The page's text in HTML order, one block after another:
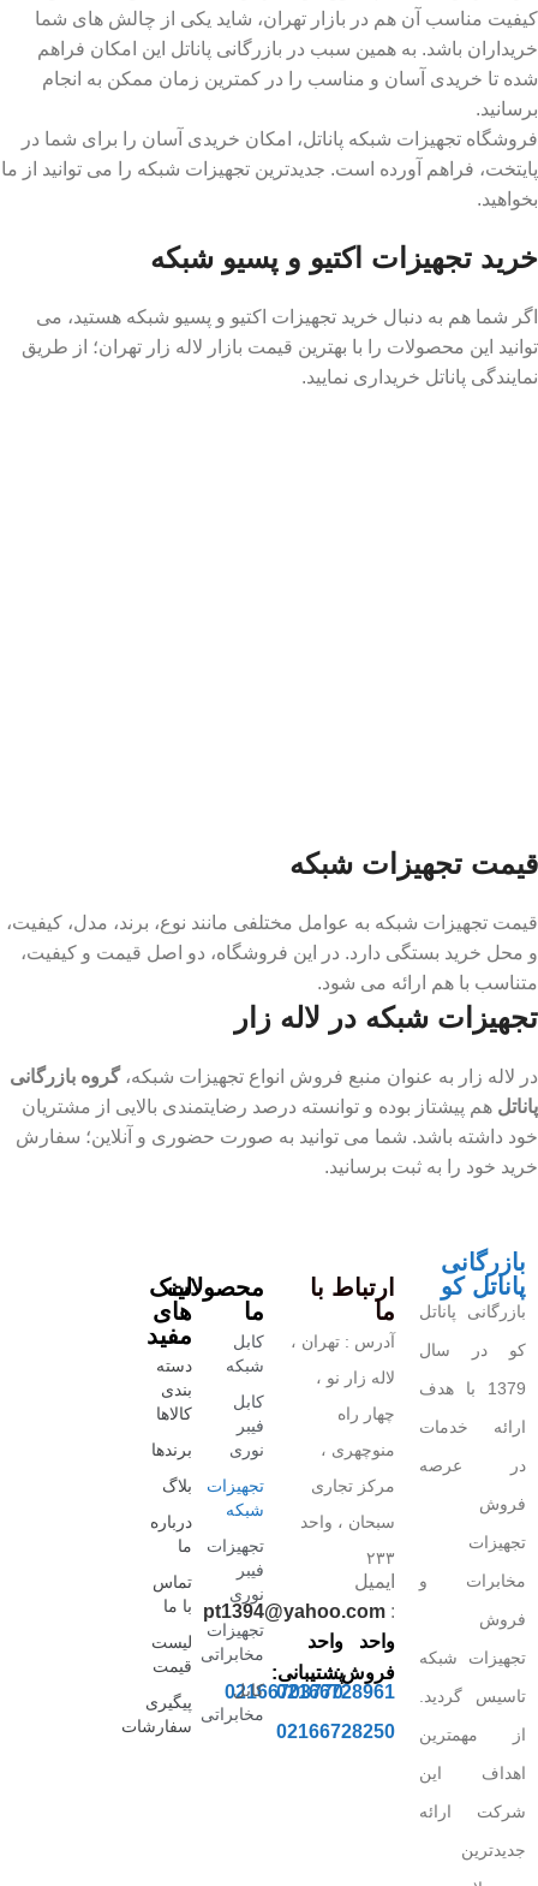
کیفیت مناسب آن هم در بازار تهران، شاید یکی از چالش های شما
خریداران باشد. به همین سبب در بازرگانی پاناتل این امکان فراهم
شده تا خریدی آسان و مناسب را در کمترین زمان ممکن به انجام
برسانید.
فروشگاه تجهیزات شبکه پاناتل، امکان خریدی آسان را برای شما در
پایتخت، فراهم آورده است. جدیدترین تجهیزات شبکه را می توانید از ما
بخواهید.
خرید تجهیزات اکتیو و پسیو شبکه
اگر شما هم به دنبال خرید تجهیزات اکتیو و پسیو شبکه هستید، می
توانید این محصولات را با بهترین قیمت بازار لاله زار تهران؛ از طریق
نمایندگی پاناتل خریداری نمایید.
قیمت تجهیزات شبکه
قیمت تجهیزات شبکه به عوامل مختلفی مانند نوع، برند، مدل، کیفیت،
و محل خرید بستگی دارد. در این فروشگاه، دو اصل قیمت و کیفیت،
متناسب با هم ارائه می شود.
تجهیزات شبکه در لاله زار
در لاله زار به عنوان منبع فروش انواع تجهیزات شبکه، گروه بازرگانی
پاناتل هم پیشتاز بوده و توانسته درصد رضایتمندی بالایی از مشتریان
خود داشته باشد. شما می توانید به صورت حضوری و آنلاین؛ سفارش
خرید خود را به ثبت برسانید.
بازرگانی
پاناتل کو
بازرگانی پاناتل
کو در سال
1379 با هدف
ارائه خدمات
در عرصه
فروش
تجهیزات
مخابرات و
فروش
تجهیزات شبکه
تاسیس گردید.
از مهمترین
اهداف این
شرکت ارائه
جدیدترین
ارتباط با
ما
آدرس : تهران ،
لاله زار نو ،
چهار راه
منوچهری ،
مرکز تجاری
سبحان ، واحد
۲۳۳
ایمیل
:
pt1394@yahoo.com
واحد
فروش:
02166728961
02166728250
واحد
پشتیبانی:
02166703770
محصولات
ما
کابل
شبکه
کابل
فیبر
نوری
تجهیزات
شبکه
تجهیزات
فیبر
نوری
تجهیزات
مخابراتی
کابل
مخابراتی
لینک
های
مفید
دسته
بندی
کالاها
برندها
بلاگ
درباره
ما
تماس
با ما
لیست
قیمت
پیگیری
سفارشات